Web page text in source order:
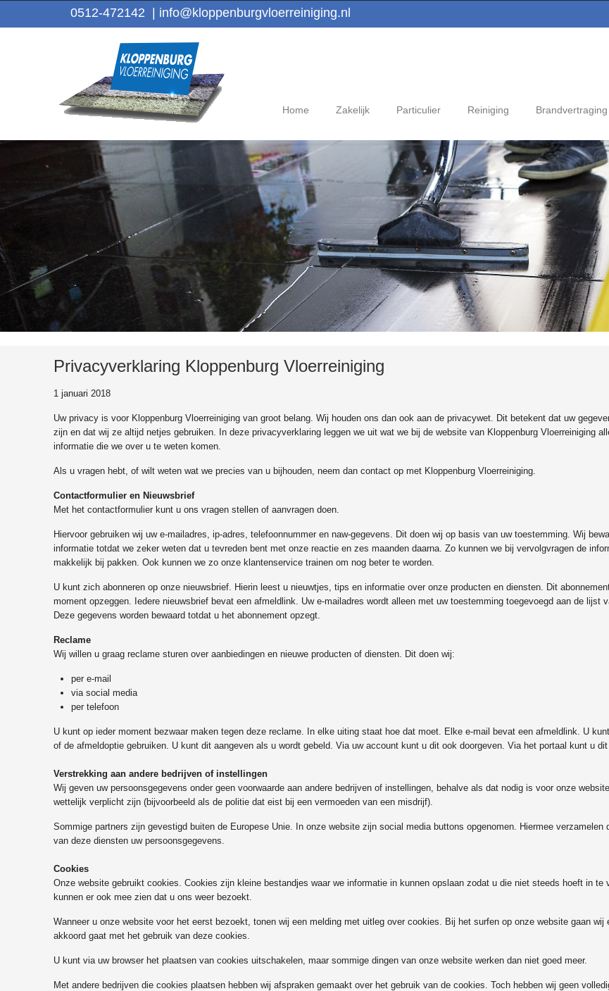
0512-472142 info@kloppenburgvloerreiniging.nl
Home Zakelijk Particulier Reiniging Brandvertraging
Privacyverklaring Kloppenburg Vloerreiniging
1 januari 2018
Uw privacy is voor Kloppenburg Vloerreiniging van groot belang. Wij houden ons dan ook aan de privacywet. Dit betekent dat uw
zijn en dat wij ze altijd netjes gebruiken. In deze privacyverklaring leggen we uit wat we bij de website van Kloppenburg Vloerreiniging
informatie die we over u te weten komen.
Als u vragen hebt, of wilt weten wat we precies van u bijhouden, neem dan contact op met Kloppenburg Vloerreiniging.
Contactformulier en Nieuwsbrief
Met het contactformulier kunt u ons vragen stellen of aanvragen doen.
Hiervoor gebruiken wij uw e-mailadres, ip-adres, telefoonnummer en naw-gegevens. Dit doen wij op basis van uw toestemming. Wij
informatie totdat we zeker weten dat u tevreden bent met onze reactie en zes maanden daarna. Zo kunnen we bij vervolgvragen de
makkelijk bij pakken. Ook kunnen we zo onze klantenservice trainen om nog beter te worden.
U kunt zich abonneren op onze nieuwsbrief. Hierin leest u nieuwtjes, tips en informatie over onze producten en diensten. Dit
moment opzeggen. Iedere nieuwsbrief bevat een afmeldlink. Uw e-mailadres wordt alleen met uw toestemming toegevoegd aan de lijst
Deze gegevens worden bewaard totdat u het abonnement opzegt.
Reclame
Wij willen u graag reclame sturen over aanbiedingen en nieuwe producten of diensten. Dit doen wij:
per e-mail
via social media
per telefoon
U kunt op ieder moment bezwaar maken tegen deze reclame. In elke uiting staat hoe dat moet. Elke e-mail bevat een afmeldlink. U
of de afmeldoptie gebruiken. U kunt dit aangeven als u wordt gebeld. Via uw account kunt u dit ook doorgeven. Via het portaal kunt u
Verstrekking aan andere bedrijven of instellingen
Wij geven uw persoonsgegevens onder geen voorwaarde aan andere bedrijven of instellingen, behalve als dat nodig is voor onze
wettelijk verplicht zijn (bijvoorbeeld als de politie dat eist bij een vermoeden van een misdrijf).
Sommige partners zijn gevestigd buiten de Europese Unie. In onze website zijn social media buttons opgenomen. Hiermee verzamelen
van deze diensten uw persoonsgegevens.
Cookies
Onze website gebruikt cookies. Cookies zijn kleine bestandjes waar we informatie in kunnen opslaan zodat u die niet steeds hoeft in te
kunnen er ook mee zien dat u ons weer bezoekt.
Wanneer u onze website voor het eerst bezoekt, tonen wij een melding met uitleg over cookies. Bij het surfen op onze website gaan wij
akkoord gaat met het gebruik van deze cookies.
U kunt via uw browser het plaatsen van cookies uitschakelen, maar sommige dingen van onze website werken dan niet goed meer.
Met andere bedrijven die cookies plaatsen hebben wij afspraken gemaakt over het gebruik van de cookies. Toch hebben wij geen